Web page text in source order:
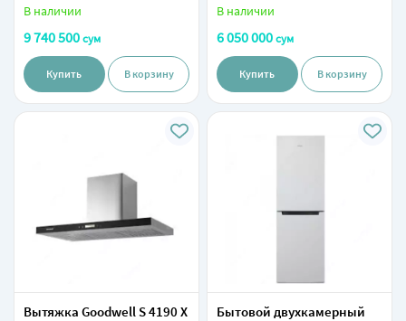
GW B432 SWL2" (Белый)
В наличии
9 740 500сум
Купить В корзину
WB1014T3" (Белая) 10 кг
В наличии
6 050 000сум
Купить В корзину
Вытяжка Goodwell S 4190 X
Бытовой двухкамерный